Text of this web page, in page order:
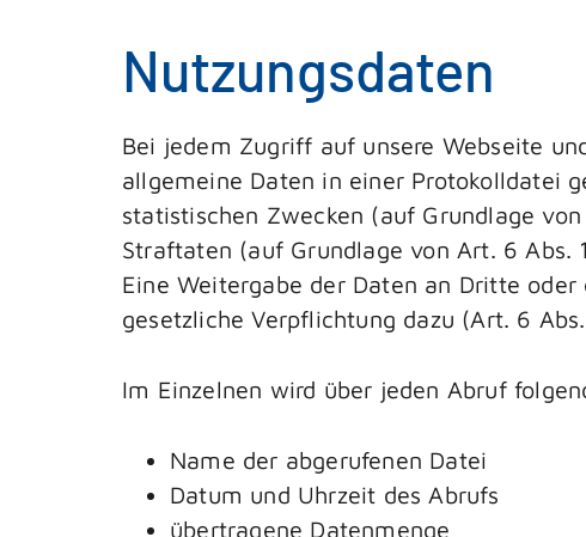
Nutzungsdaten
Bei jedem Zugriff auf unsere Webseite
allgemeine Daten in einer Protokolldatei
statistischen Zwecken (auf Grundlage
Straftaten (auf Grundlage von Art. 6 Abs.
Eine Weitergabe der Daten an Dritte
gesetzliche Verpflichtung dazu (Art. 6
Im Einzelnen wird über jeden Abruf
Name der abgerufenen Datei
Datum und Uhrzeit des Abrufs
übertragene Datenmenge